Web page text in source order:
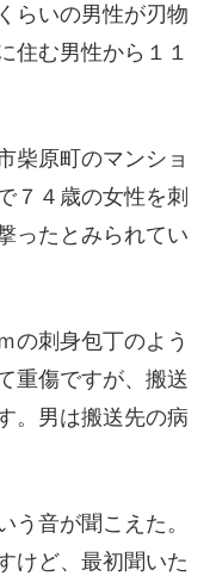
らいの男性が刃物
住む男性から１１
柴原町のマンショ
７４歳の女性を刺
ったとみられてい
の刺身包丁のよう
重傷ですが、搬送
。男は搬送先の病
う音が聞こえた。
けど、最初聞いた